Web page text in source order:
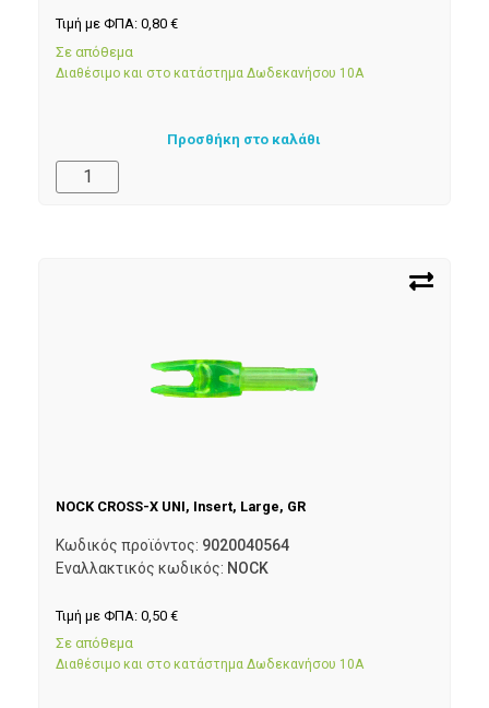
Τιμή με ΦΠΑ: 0,80 €
Σε απόθεμα
Διαθέσιμο και στο κατάστημα Δωδεκανήσου 10Α
Προσθήκη στο καλάθι
NOCK CROSS-X UNI, Insert, Large, GR
Κωδικός προϊόντος: 9020040564
Εναλλακτικός κωδικός: NOCK
Τιμή με ΦΠΑ: 0,50 €
Σε απόθεμα
Διαθέσιμο και στο κατάστημα Δωδεκανήσου 10Α